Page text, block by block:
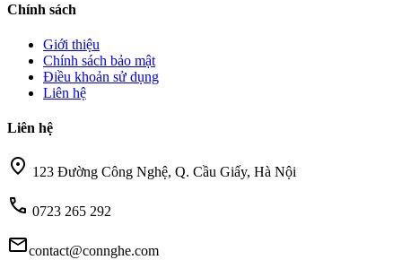
Chính sách
Giới thiệu
Chính sách bảo mật
Điều khoản sử dụng
Liên hệ
Liên hệ
location_on 123 Đường Công Nghệ, Q. Cầu Giấy, Hà Nội
call 0723 265 292
mailcontact@connghe.com